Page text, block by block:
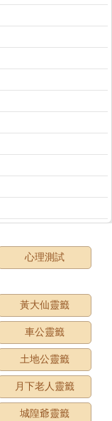
心理測試
黃大仙靈籤
車公靈籤
土地公靈籤
月下老人靈籤
城隍爺靈籤